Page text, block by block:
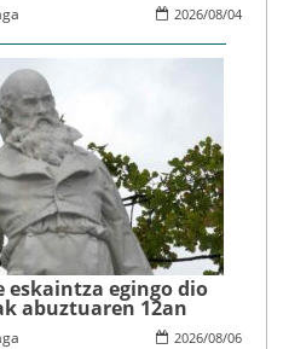
2026/08/04
egingo dio
abuztuaren 12an
2026/08/06